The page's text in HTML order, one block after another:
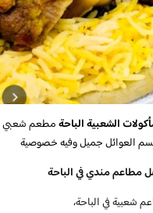
الشعبية الباحةمطعم شعبي
العوائل جميل وفيه خصوصية
مطاعم مندي في الباحة
شعبية في الباحة،